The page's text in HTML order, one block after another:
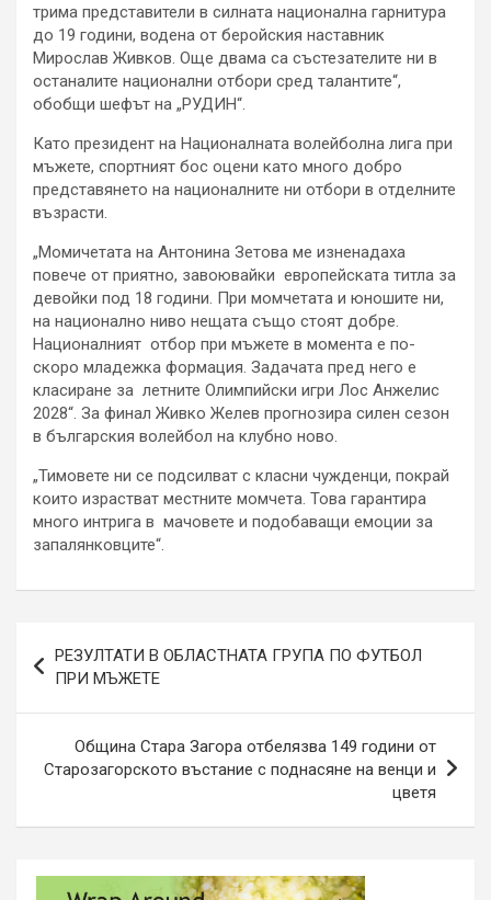
трима представители в силната национална гарнитура
до 19 години, водена от беройския наставник
Мирослав Живков. Още двама са състезателите ни в
останалите национални отбори сред талантите“,
обобщи шефът на „РУДИН“.
Като президент на Националната волейболна лига при
мъжете, спортният бос оцени като много добро
представянето на националните ни отбори в отделните
възрасти.
„Момичетата на Антонина Зетова ме изненадаха
повече от приятно, завоювайки европейската титла за
девойки под 18 години. При момчетата и юношите ни,
на национално ниво нещата също стоят добре.
Националният отбор при мъжете в момента е по-
скоро младежка формация. Задачата пред него е
класиране за летните Олимпийски игри Лос Анжелис
2028“. За финал Живко Желев прогнозира силен сезон
в българския волейбол на клубно ново.
„Тимовете ни се подсилват с класни чужденци, покрай
които израстват местните момчета. Това гарантира
много интрига в мачовете и подобаващи емоции за
запалянковците“.
РЕЗУЛТАТИ В ОБЛАСТНАТА ГРУПА ПО ФУТБОЛ
ПРИ МЪЖЕТЕ
Община Стара Загора отбелязва 149 години от
Старозагорското въстание с поднасяне на венци и
цветя